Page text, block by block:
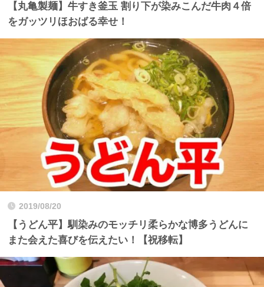
【丸亀製麺】牛すき釜玉 割り下が染みこんだ牛肉４倍
をガッツリほおばる幸せ！
2019/08/20
【うどん平】馴染みのモッチリ柔らかな博多うどんに
また会えた喜びを伝えたい！【祝移転】